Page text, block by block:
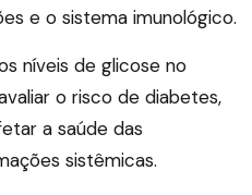
e o sistema imunológico.
níveis de glicose no
o risco de diabetes,
a saúde das
sistêmicas.